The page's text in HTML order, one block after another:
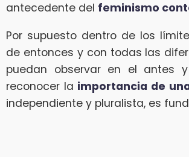
antecedente del feminismo
Por supuesto dentro de los
de entonces y con todas las
puedan observar en el antes
reconocer la importancia de
independiente y pluralista, es